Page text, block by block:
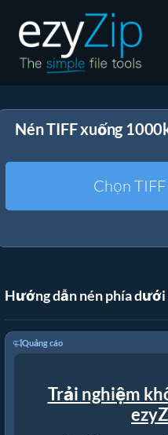
Giải nén
Công cụ khác
Nén TIFF xuống
Chọn
Hướng dẫn nén phía dưới
Quảng cáo
Trải nghiệm